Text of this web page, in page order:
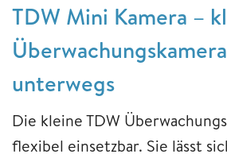
TDW Mini Kamera –
unterwegs
Die kleine TDW
flexibel einsetzbar. Sie lässt